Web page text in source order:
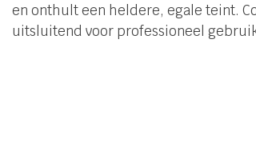
en onthult een heldere, egale teint.
uitsluitend voor professioneel